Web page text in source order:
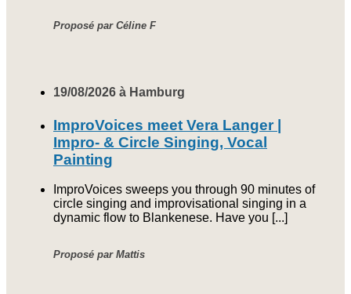
Proposé par Céline F
19/08/2026 à Hamburg
ImproVoices meet Vera Langer |
Impro- & Circle Singing, Vocal
Painting
ImproVoices sweeps you through 90 minutes of
circle singing and improvisational singing in a
dynamic flow to Blankenese. Have you [...]
Proposé par Mattis